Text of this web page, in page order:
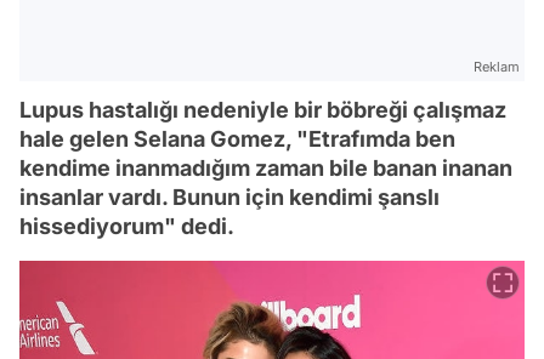
Reklam
Lupus hastalığı nedeniyle bir böbreği çalışmaz
hale gelen Selana Gomez, "Etrafımda ben
kendime inanmadığım zaman bile banan inanan
insanlar vardı. Bunun için kendimi şanslı
hissediyorum" dedi.